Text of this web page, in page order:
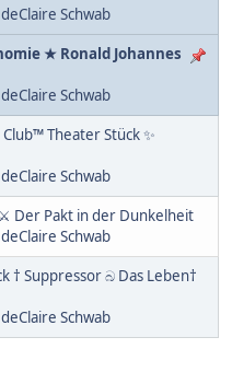
Schwab
★ Ronald Johannes
Schwab
Theater Stück ✨
Schwab
⚔ Der Pakt in der Dunkelheit
Schwab
† Suppressor බ Das Leben†
Schwab